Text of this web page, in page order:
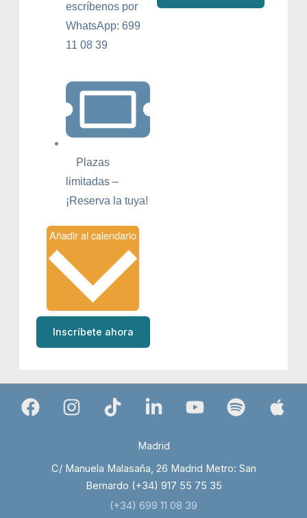
escríbenos por
WhatsApp: 699
11 08 39
Plazas
limitadas –
¡Reserva la tuya!
Inscríbete ahora
Madrid
C/ Manuela Malasaña, 26 Madrid Metro: San
Bernardo (+34) 917 55 75 35
(+34) 699 11 08 39